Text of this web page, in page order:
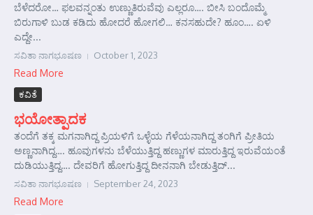
ಬೆಳೆದರೋ… ಫಲವನ್ನಂತು ಉಣ್ಣುತಿರುವೆವು ಎಲ್ಲರೂ…. ಬೀಸಿ ಬಂದೊಮ್ಮೆ
ಬಿರುಗಾಳಿ ಬುಡ ಕಡಿದು ಹೋದರೆ ಹೋಗಲಿ… ಕನಸಹುದೇ? ಹೂಂ…. ಏಳಿ
ಎದ್ದೇ...
ಸವಿತಾ ನಾಗಭೂಷಣ October 1, 2023
Read More
ಕವಿತೆ
ಭಯೋತ್ಪಾದಕ
ತಂದೆಗೆ ತಕ್ಕ ಮಗನಾಗಿದ್ದ ಪ್ರಿಯಳಿಗೆ ಒಳ್ಳೆಯ ಗೆಳೆಯನಾಗಿದ್ದ ತಂಗಿಗೆ ಪ್ರೀತಿಯ
ಅಣ್ಣನಾಗಿದ್ದ…. ಹೂವುಗಳನು ಬೆಳೆಯುತ್ತಿದ್ದ ಹಣ್ಣುಗಳ ಮಾರುತ್ತಿದ್ದ ಇರುವೆಯಂತೆ
ದುಡಿಯುತ್ತಿದ್ದ…. ದೇವರಿಗೆ ಹೋಗುತ್ತಿದ್ದ ದೀನನಾಗಿ ಬೇಡುತ್ತಿದ್...
ಸವಿತಾ ನಾಗಭೂಷಣ September 24, 2023
Read More